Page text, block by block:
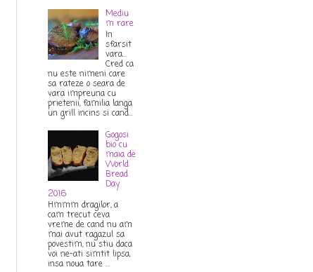
Mediu
m rare
In
sfarsit
vara...
Cred ca
nu este nimeni care
sa rateze o seara de
vara impreuna cu
prietenii, familia langa
un grill incins si cand...
Gogosi
bio cu
maia de
World
Bread
Day
2016
Hmmm dragilor, a
cam trecut ceva
vreme de cand nu am
mai avut ragazul sa
povestim, nu stiu daca
voi ne-ati simtit lipsa,
insa noua tare ...